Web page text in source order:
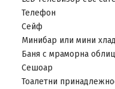
Телефон
Сейф
Минибар или мини
Баня с мраморна
Сешоар
Тоалетни